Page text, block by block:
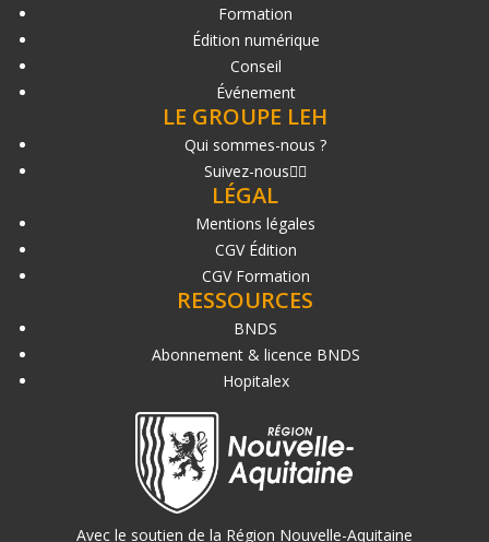
Formation
Édition numérique
Conseil
Événement
LE GROUPE LEH
Qui sommes-nous ?
Suivez-nous
LÉGAL
Mentions légales
CGV Édition
CGV Formation
RESSOURCES
BNDS
Abonnement & licence BNDS
Hopitalex
Avec le soutien de la Région Nouvelle-Aquitaine